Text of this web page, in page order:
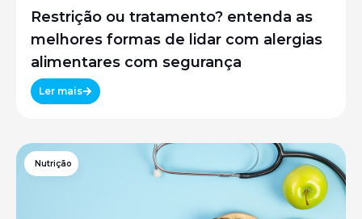
Restrição ou tratamento? entenda as
melhores formas de lidar com alergias
alimentares com segurança
Ler mais
Nutrição